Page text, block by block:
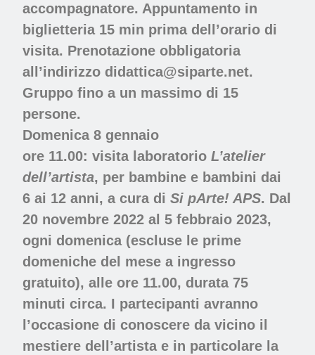
accompagnatore. Appuntamento in
biglietteria 15 min prima dell’orario di
visita. Prenotazione obbligatoria
all’indirizzo didattica@siparte.net.
Gruppo fino a un massimo di 15
persone.
Domenica 8 gennaio
ore 11.00: visita laboratorio L’atelier
dell’artista, per bambine e bambini dai
6 ai 12 anni, a cura di Si pArte! APS. Dal
20 novembre 2022 al 5 febbraio 2023,
ogni domenica (escluse le prime
domeniche del mese a ingresso
gratuito), alle ore 11.00, durata 75
minuti circa. I partecipanti avranno
l’occasione di conoscere da vicino il
mestiere dell’artista e in particolare la